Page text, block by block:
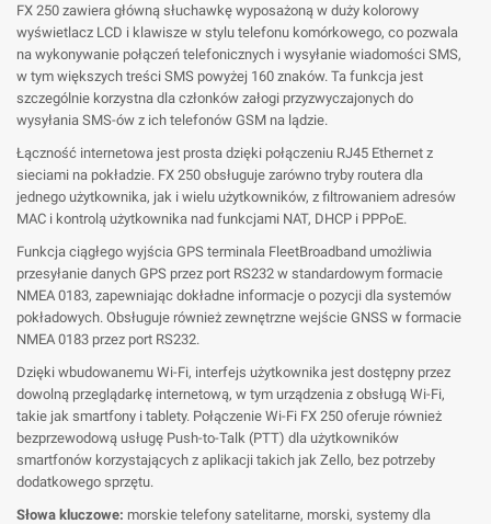
FX 250 zawiera główną słuchawkę wyposażoną w duży kolorowy
wyświetlacz LCD i klawisze w stylu telefonu komórkowego, co pozwala
na wykonywanie połączeń telefonicznych i wysyłanie wiadomości SMS,
w tym większych treści SMS powyżej 160 znaków. Ta funkcja jest
szczególnie korzystna dla członków załogi przyzwyczajonych do
wysyłania SMS-ów z ich telefonów GSM na lądzie.
Łączność internetowa jest prosta dzięki połączeniu RJ45 Ethernet z
sieciami na pokładzie. FX 250 obsługuje zarówno tryby routera dla
jednego użytkownika, jak i wielu użytkowników, z filtrowaniem adresów
MAC i kontrolą użytkownika nad funkcjami NAT, DHCP i PPPoE.
Funkcja ciągłego wyjścia GPS terminala FleetBroadband umożliwia
przesyłanie danych GPS przez port RS232 w standardowym formacie
NMEA 0183, zapewniając dokładne informacje o pozycji dla systemów
pokładowych. Obsługuje również zewnętrzne wejście GNSS w formacie
NMEA 0183 przez port RS232.
Dzięki wbudowanemu Wi-Fi, interfejs użytkownika jest dostępny przez
dowolną przeglądarkę internetową, w tym urządzenia z obsługą Wi-Fi,
takie jak smartfony i tablety. Połączenie Wi-Fi FX 250 oferuje również
bezprzewodową usługę Push-to-Talk (PTT) dla użytkowników
smartfonów korzystających z aplikacji takich jak Zello, bez potrzeby
dodatkowego sprzętu.
Słowa kluczowe: morskie telefony satelitarne, morski, systemy dla